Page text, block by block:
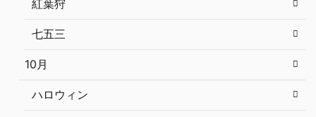
紅葉狩
七五三
10月
ハロウィン